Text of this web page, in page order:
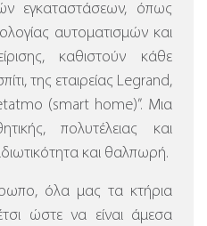
εγκαταστάσεων, όπως
αυτοματισμών και
καθιστούν κάθε
της εταιρείας Legrand,
(smart home)”. Μια
πολυτέλειας και
και θαλπωρή.
όλα μας τα κτήρια
ώστε να είναι άμεσα